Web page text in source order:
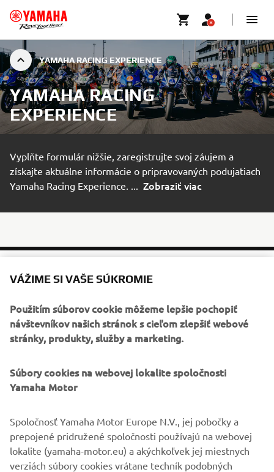
YAMAHA RACING EXPERIENCE
YAMAHA RACING
EXPERIENCE
Vyplňte formulár nižšie, zaregistrujte svoj záujem a
získajte aktuálne informácie o pripravovaných podujatiach
Yamaha Racing Experience. ... Zobraziť viac
OBRAZE
Priezvisko
E-mail
Telefónne číslo
VÁŽIME SI VAŠE SÚKROMIE
Použitím súborov cookie môžeme lepšie pochopiť
návštevníkov našich stránok s cieľom zlepšiť webové
stránky, produkty, služby a marketing.
Súbory cookies na webovej lokalite spoločnosti
Yamaha Motor
Spoločnosť Yamaha Motor Europe N.V., jej pobočky a
prepojené pridružené spoločnosti používajú na webovej
lokalite (yamaha-motor.eu) a akýchkoľvek jej miestnych
verziách súbory cookies vrátane techník podobných